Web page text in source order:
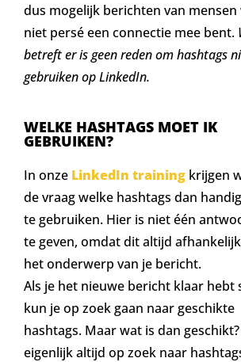
dus mogelijk berichten van mensen
niet persé een connectie mee bent.
betreft er is geen reden om hashtags
gebruiken op LinkedIn.
WELKE HASHTAGS MOET IK
GEBRUIKEN?
In onze LinkedIn training krijgen
de vraag welke hashtags dan
te gebruiken. Hier is niet één
te geven, omdat dit altijd
het onderwerp van je bericht.
Als je het nieuwe bericht klaar hebt
kun je op zoek gaan naar geschikte
hashtags. Maar wat is dan
eigenlijk altijd op zoek naar